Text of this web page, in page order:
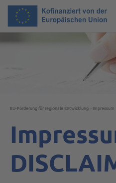
EU-Förderung für regionale Entwicklung Impressum